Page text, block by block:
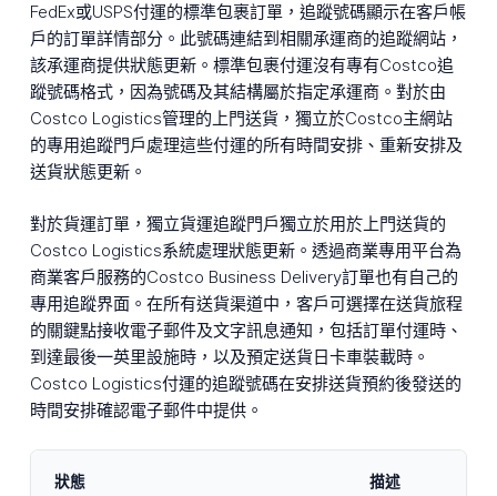
FedEx或USPS付運的標準包裹訂單，追蹤號碼顯示在客戶帳
戶的訂單詳情部分。此號碼連結到相關承運商的追蹤網站，
該承運商提供狀態更新。標準包裹付運沒有專有Costco追
蹤號碼格式，因為號碼及其結構屬於指定承運商。對於由
Costco Logistics管理的上門送貨，獨立於Costco主網站
的專用追蹤門戶處理這些付運的所有時間安排、重新安排及
送貨狀態更新。
對於貨運訂單，獨立貨運追蹤門戶獨立於用於上門送貨的
Costco Logistics系統處理狀態更新。透過商業專用平台為
商業客戶服務的Costco Business Delivery訂單也有自己的
專用追蹤界面。在所有送貨渠道中，客戶可選擇在送貨旅程
的關鍵點接收電子郵件及文字訊息通知，包括訂單付運時、
到達最後一英里設施時，以及預定送貨日卡車裝載時。
Costco Logistics付運的追蹤號碼在安排送貨預約後發送的
時間安排確認電子郵件中提供。
狀態 描述